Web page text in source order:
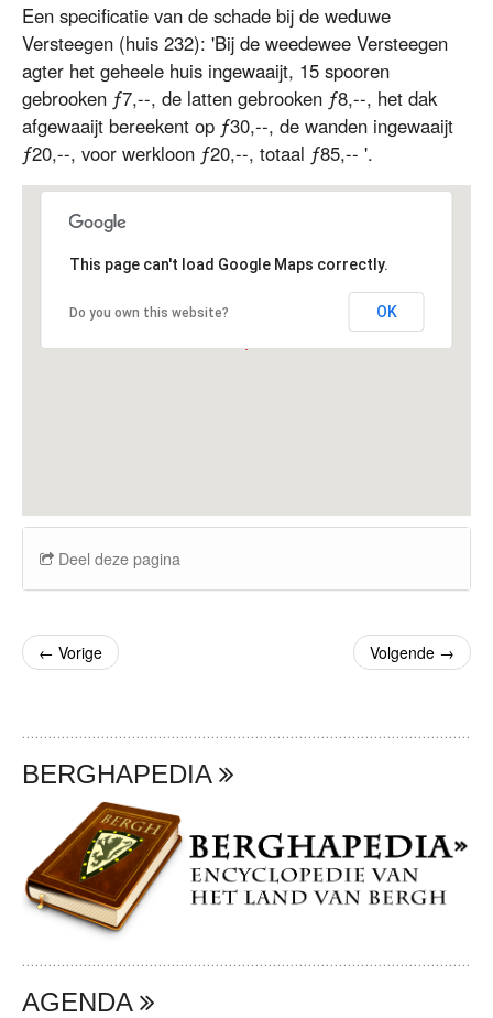
Een specificatie van de schade bij de weduwe
Versteegen (huis 232): 'Bij de weedewee Versteegen
agter het geheele huis ingewaaijt, 15 spooren
gebrooken ƒ7,--, de latten gebrooken ƒ8,--, het dak
afgewaaijt bereekent op ƒ30,--, de wanden ingewaaijt
ƒ20,--, voor werkloon ƒ20,--, totaal ƒ85,-- '.
This page can't load Google Maps correctly.
Do you own this website? OK
Deel deze pagina
← Vorige Volgende →
BERGHAPEDIA
AGENDA